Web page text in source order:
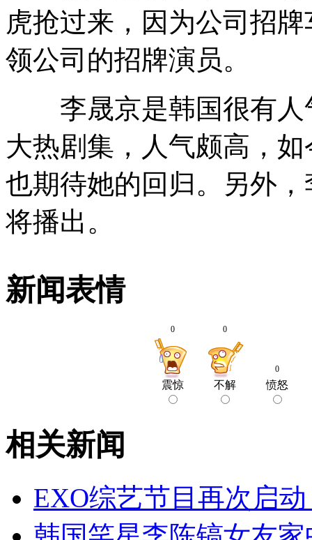
虎抢过来，因为公司招
领公司的招牌演员。
李晟京是韩国很有人
大热剧集，人气颇高，
也期待她的回归。另外
将播出。
新闻表情
0
震惊
0
不解
0
愤怒
相关新闻
EXO综艺节目再次启